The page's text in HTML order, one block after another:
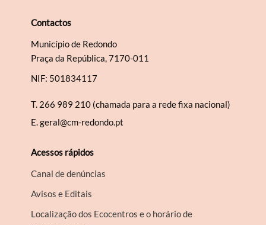
Contactos
Município de Redondo
Praça da República, 7170-011
NIF: 501834117
T. 266 989 210 (chamada para a rede fixa nacional)
E.geral@cm-redondo.pt
Acessos rápidos
Canal de denúncias
Avisos e Editais
Localização dos Ecocentros e o horário de